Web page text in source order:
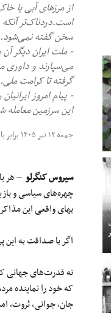
از مرزهای آبی یا
است.دردناک‌تر
سخن گفته نمی‌شود.
- ملت ایران دیگر
می‌سپارند و داوری
گرفته تا کرامت ملی.
- پیام امروز
این سرزمین معامله
جمعه ۱۲ تیر ۱۴۰۵ برابر با ۰۳ ژوئیه ۲۰۲۶
سیروس کنگرلو – هر
چهره‌های سیاسی و
بهای واقعی این
اگر با صداقت به
نه قدرت‌های جهانی
که خود را نماینده
جان، جوانی، ثروت،